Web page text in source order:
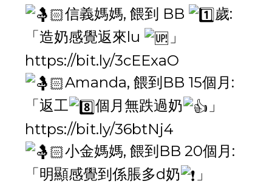
信義媽媽, 餵到 BB
歲:
「造奶感覺返來lu
」
https://bit.ly/3cEExaO
Amanda, 餵到BB 15個月:
「返工
個月無跌過奶
」
https://bit.ly/36btNj4
小金媽媽, 餵到BB 20個月:
「明顯感覺到係脹多d奶
」